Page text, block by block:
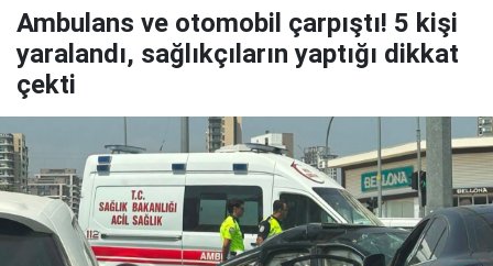
Ambulans ve otomobil çarpıştı! 5 kişi
yaralandı, sağlıkçıların yaptığı dikkat
çekti